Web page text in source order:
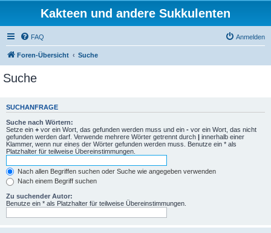
Kakteen und andere Sukkulenten
FAQ Anmelden
Foren-Übersicht Suche
Suche
SUCHANFRAGE
Suche nach Wörtern:
Setze ein + vor ein Wort, das gefunden werden muss und ein - vor ein Wort, das nicht
gefunden werden darf. Verwende mehrere Wörter getrennt durch | innerhalb einer
Klammer, wenn nur eines der Wörter gefunden werden muss. Benutze ein * als
Platzhalter für teilweise Übereinstimmungen.
Nach allen Begriffen suchen oder Suche wie angegeben verwenden
Nach einem Begriff suchen
Zu suchender Autor:
Benutze ein * als Platzhalter für teilweise Übereinstimmungen.